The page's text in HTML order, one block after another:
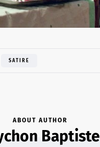
SATIRE
ABOUT AUTHOR
Baptiste